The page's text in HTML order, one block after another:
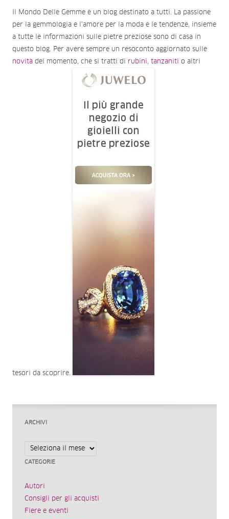
Il Mondo Delle Gemme è un blog destinato a tutti. La passione
per la gemmologia e l'amore per la moda e le tendenze, insieme
a tutte le informazioni sulle pietre preziose sono di casa in
questo blog. Per avere sempre un resoconto aggiornato sulle
novità del momento, che si tratti di rubini, tanzaniti o altri
tesori da scoprire.
ARCHIVI
Archivi
CATEGORIE
Autori
Consigli per gli acquisti
Fiere e eventi